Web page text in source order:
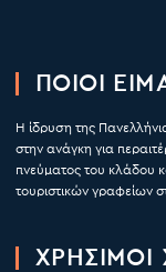
ΠΟΙΟΙ
Η ίδρυση της
στην ανάγκη για
πνεύματος του κλάδου
τουριστικών γραφείων
ΧΡΉΣΙΜΟΙ